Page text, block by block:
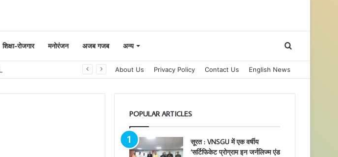
शिक्षा-रोजगार मनोरंजन अजब गजब अन्य Search
About Us Privacy Policy Contact Us English News
POPULAR ARTICLES
सूरत : VNSGU में एक वर्षीय
‘सर्टिफिकेट प्रोग्राम इन जर्नलिज्म एंड